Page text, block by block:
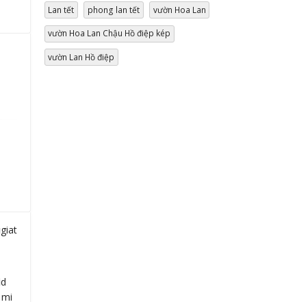
Lan tết phong lan tết vườn Hoa Lan
vườn Hoa Lan Chậu Hồ điệp kép
vườn Lan Hồ điệp